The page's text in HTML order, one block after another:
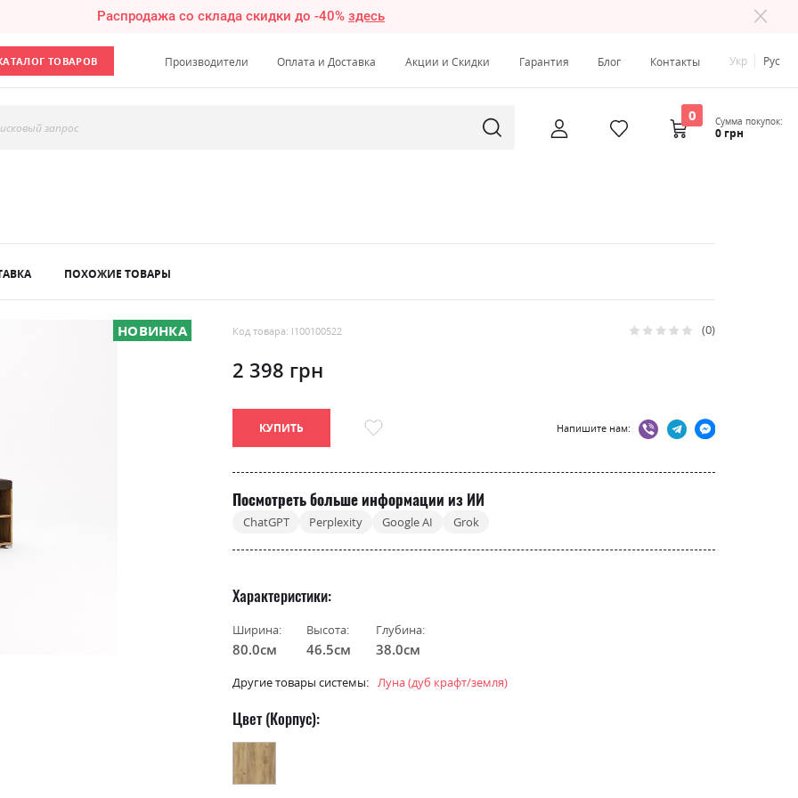
Распродажа со склада скидки до -40%здесь
ТОВАРОВ Производители Оплата и Доставка Акции и Скидки Гарантия Блог Контакты Укр Рус
запрос
0 Сумма покупок:
0 грн
ПОХОЖИЕ ТОВАРЫ
НОВИНКА Код товара: l100100522 Рейтинг: 0
2 398 грн
КУПИТЬ Напишите нам:
Посмотреть больше информации из ИИ
ChatGPT Perplexity Google AI Grok
Характеристики
Ширина:
80.0см
Высота:
46.5см
Глубина:
38.0см
Другие товары системы: Луна (дуб крафт/земля)
Цвет (Корпус):